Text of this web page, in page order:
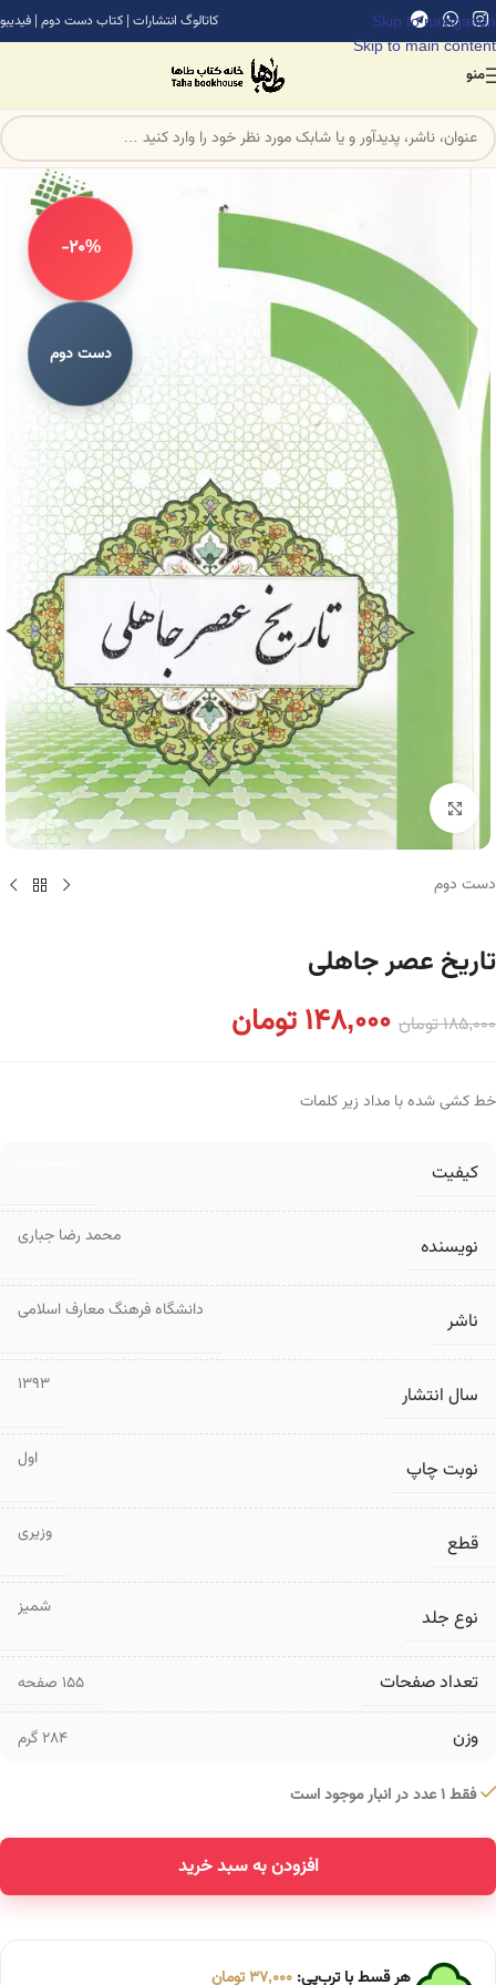
Skip to navigation
Skip to main content
کاتالوگ انتشارات | کتاب دست دوم | فیدیبو
منو
-20%
دست دوم
برای بزرگنمایی کلیک کنید
دست دوم
تاریخ عصر جاهلی
185,000تومان 148,000تومان
خط کشی شده با مداد زیر کلمات
کیفیت
نویسنده محمد رضا جباری
ناشر دانشگاه فرهنگ معارف اسلامی
سال انتشار 1393
نوبت چاپ اول
قطع وزیری
نوع جلد شمیز
تعداد صفحات ۱۵۵ صفحه
وزن 284 گرم
فقط 1 عدد در انبار موجود است
افزودن به سبد خرید
هر قسط با ترب‌پی: 37,000تومان